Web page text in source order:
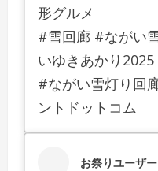
形グルメ
#雪回廊 #ながい
いゆきあかり2025
#ながい雪灯り回
ントドットコム
お祭りユーザー